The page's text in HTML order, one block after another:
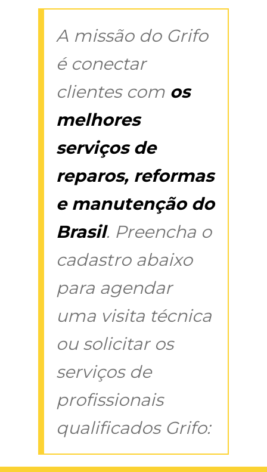
A missão do Grifo
é conectar
clientes com os
melhores
serviços de
reparos, reformas
e manutenção do
Brasil. Preencha o
cadastro abaixo
para agendar
uma visita técnica
ou solicitar os
serviços de
profissionais
qualificados Grifo: